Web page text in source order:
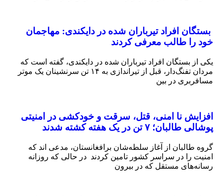
افراد تیرباران شده در دایکندی: مهاجمان
را طالب معرفی کردند
بستگان افراد تیرباران شده در دایکندی، گفته است که
مردان تفنگ‌دار، قبل از تیر‌اندازی به ۱۴ تن سرنشینان یک موتر
در بین
نا امنی، قتل، سرقت و خودکشی در امنیتی
۷ تن در یک هفته کشته شدند
طالبان از آغاز سلطه‌شان برافغانستان، مدعی اند که
را در سراسر کشور تامین کردند در حالی که روزانه
مستقل که در بیرون